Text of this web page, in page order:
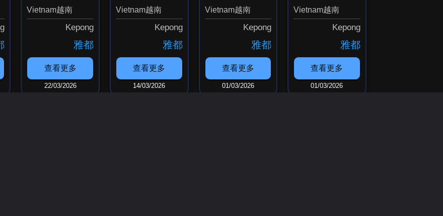
Vietnam越南
Kepong
雅都
查看更多
22/03/2026
Vietnam越南
Kepong
雅都
查看更多
14/03/2026
Vietnam越南
Kepong
雅都
查看更多
01/03/2026
Vietnam越南
Kepong
雅都
查看更多
01/03/2026